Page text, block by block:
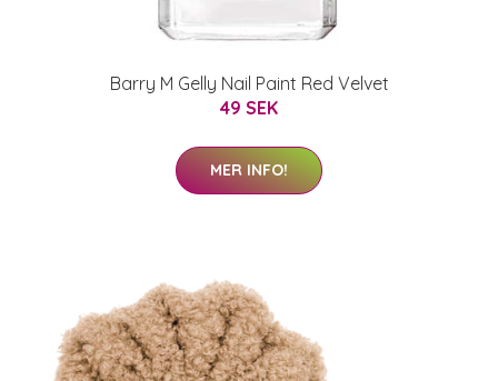
Barry M Gelly Nail Paint Red Velvet
49 SEK
MER INFO!